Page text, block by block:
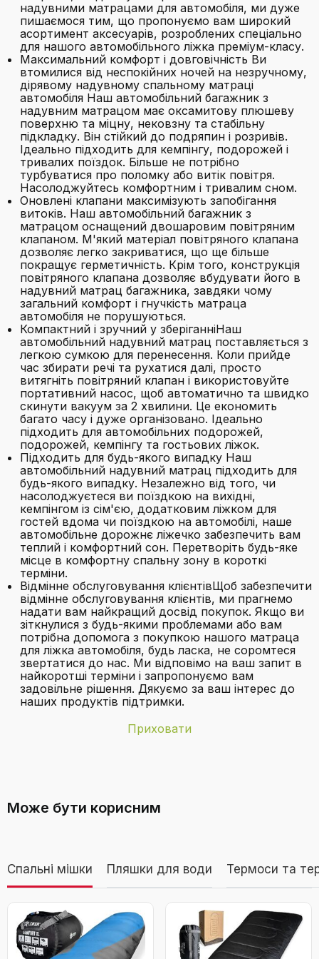
надувними матрацами для автомобіля, ми дуже
пишаємося тим, що пропонуємо вам широкий
асортимент аксесуарів, розроблених спеціально
для нашого автомобільного ліжка преміум-класу.
Максимальний комфорт і довговічність Ви
втомилися від неспокійних ночей на незручному,
дірявому надувному спальному матраці
автомобіля Наш автомобільний багажник з
надувним матрацом має оксамитову плюшеву
поверхню та міцну, нековзну та стабільну
підкладку. Він стійкий до подряпин і розривів.
Ідеально підходить для кемпінгу, подорожей і
тривалих поїздок. Більше не потрібно
турбуватися про поломку або витік повітря.
Насолоджуйтесь комфортним і тривалим сном.
Оновлені клапани максимізують запобігання
витоків. Наш автомобільний багажник з
матрацом оснащений двошаровим повітряним
клапаном. М'який матеріал повітряного клапана
дозволяє легко закриватися, що ще більше
покращує герметичність. Крім того, конструкція
повітряного клапана дозволяє вбудувати його в
надувний матрац багажника, завдяки чому
загальний комфорт і гнучкість матраца
автомобіля не порушуються.
Компактний і зручний у зберіганніНаш
автомобільний надувний матрац поставляється з
легкою сумкою для перенесення. Коли прийде
час збирати речі та рухатися далі, просто
витягніть повітряний клапан і використовуйте
портативний насос, щоб автоматично та швидко
скинути вакуум за 2 хвилини. Це економить
багато часу і дуже організовано. Ідеально
підходить для автомобільних подорожей,
подорожей, кемпінгу та гостьових ліжок.
Підходить для будь-якого випадку Наш
автомобільний надувний матрац підходить для
будь-якого випадку. Незалежно від того, чи
насолоджуєтеся ви поїздкою на вихідні,
кемпінгом із сім'єю, додатковим ліжком для
гостей вдома чи поїздкою на автомобілі, наше
автомобільне дорожнє ліжечко забезпечить вам
теплий і комфортний сон. Перетворіть будь-яке
місце в комфортну спальну зону в короткі
терміни.
Відмінне обслуговування клієнтівЩоб забезпечити
відмінне обслуговування клієнтів, ми прагнемо
надати вам найкращий досвід покупок. Якщо ви
зіткнулися з будь-якими проблемами або вам
потрібна допомога з покупкою нашого матраца
для ліжка автомобіля, будь ласка, не соромтеся
звертатися до нас. Ми відповімо на ваш запит в
найкоротші терміни і запропонуємо вам
задовільне рішення. Дякуємо за ваш інтерес до
наших продуктів підтримки.
Приховати
Надувний диван
двосторонні, регульовані
Колір Двосторонній флокировочний зелений сірий
Автомобільний надувний матрац Ciremiv з
кемпінгу, герметичний, зручний і міцний, з
насосом, для SUV, мінівенів, MPV,
автоподорожей та даху намету
матрацом?
Може бути корисним
Спальні мішки Пляшки для води Термоси та